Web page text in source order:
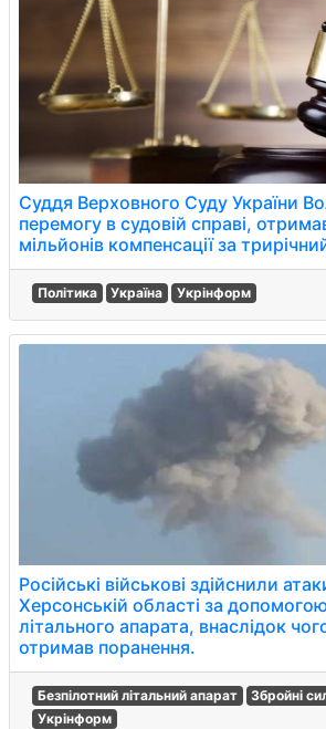
Суддя Верховного Суду України
перемогу в судовій справі,
мільйонів компенсації за
Політика Україна Укрінформ
Російські військові здійснили
Херсонській області за
літального апарата, внаслідок
отримав поранення.
Безпілотний літальний апарат
Збройні
Укрінформ